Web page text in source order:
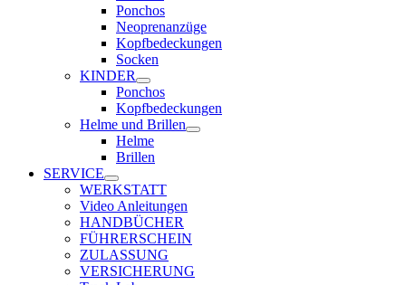
Ponchos
Neoprenanzüge
Kopfbedeckungen
Socken
KINDER
Ponchos
Kopfbedeckungen
Helme und Brillen
Helme
Brillen
SERVICE
WERKSTATT
Video Anleitungen
HANDBÜCHER
FÜHRERSCHEIN
ZULASSUNG
VERSICHERUNG